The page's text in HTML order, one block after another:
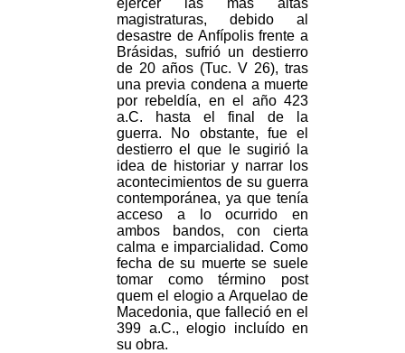
ejercer las más altas
magistraturas, debido al
desastre de Anfípolis frente a
Brásidas, sufrió un destierro
de 20 años (Tuc. V 26), tras
una previa condena a muerte
por rebeldía, en el año 423
a.C. hasta el final de la
guerra. No obstante, fue el
destierro el que le sugirió la
idea de historiar y narrar los
acontecimientos de su guerra
contemporánea, ya que tenía
acceso a lo ocurrido en
ambos bandos, con cierta
calma e imparcialidad. Como
fecha de su muerte se suele
tomar como término post
quem el elogio a Arquelao de
Macedonia, que falleció en el
399 a.C., elogio incluído en
su obra.